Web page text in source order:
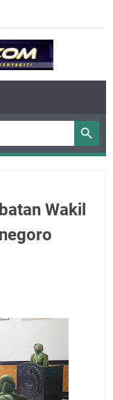
Wakil